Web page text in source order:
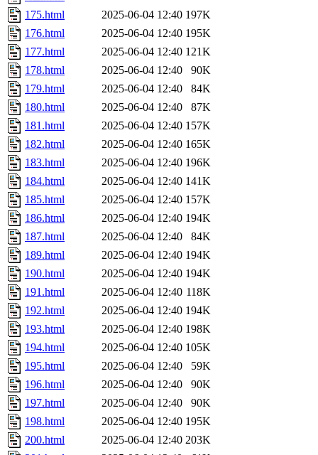
175.html
2025-06-04 12:40 197K
176.html
2025-06-04 12:40 195K
177.html
2025-06-04 12:40 121K
178.html
2025-06-04 12:40
90K
179.html
2025-06-04 12:40
84K
180.html
2025-06-04 12:40
87K
181.html
2025-06-04 12:40 157K
182.html
2025-06-04 12:40 165K
183.html
2025-06-04 12:40 196K
184.html
2025-06-04 12:40 141K
185.html
2025-06-04 12:40 157K
186.html
2025-06-04 12:40 194K
187.html
2025-06-04 12:40
84K
189.html
2025-06-04 12:40 194K
190.html
2025-06-04 12:40 194K
191.html
2025-06-04 12:40 118K
192.html
2025-06-04 12:40 194K
193.html
2025-06-04 12:40 198K
194.html
2025-06-04 12:40 105K
195.html
2025-06-04 12:40
59K
196.html
2025-06-04 12:40
90K
197.html
2025-06-04 12:40
90K
198.html
2025-06-04 12:40 195K
200.html
2025-06-04 12:40 203K